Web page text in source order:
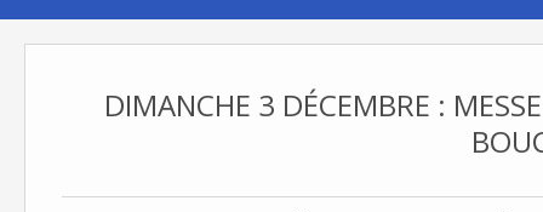
DIMANCHE 3 DÉCEMBRE :